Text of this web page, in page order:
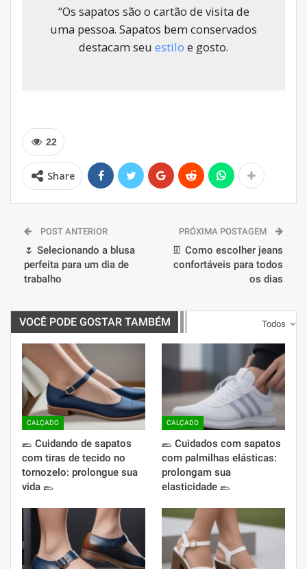
“Os sapatos são o cartão de visita de
uma pessoa. Sapatos bem conservados
destacam seu estilo e gosto.
22
Share
POST ANTERIOR
🌷 Selecionando a blusa
perfeita para um dia de
trabalho
PRÓXIMA POSTAGEM
👖 Como escolher jeans
confortáveis ​​para todos
os dias
Todos
VOCÊ PODE GOSTAR TAMBÉM
CALÇADO
🥿 Cuidando de sapatos
com tiras de tecido no
tornozelo: prolongue sua
vida 🥿
CALÇADO
🥿 Cuidados com sapatos
com palmilhas elásticas:
prolongam sua
elasticidade 🥿